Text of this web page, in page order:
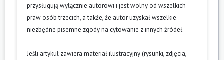
przysługują wyłącznie autorowi i jest wolny od wszelkich
praw osób trzecich, a także, że autor uzyskał wszelkie
niezbędne pisemne zgody na cytowanie z innych źródeł.
Jeśli artykuł zawiera materiał ilustracyjny (rysunki, zdjęcia,